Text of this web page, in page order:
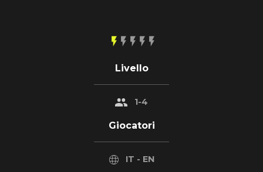
flash_on flash_on flash_on flash_on flash_on
Livello
1-4
Giocatori
IT - EN